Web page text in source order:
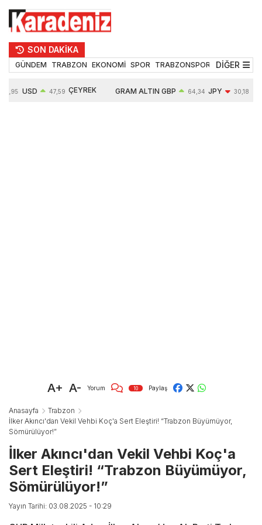
SON DAKİKA
GÜNDEM TRABZON EKONOMİ SPOR TRABZONSPOR TEKNOLOJİ
DİĞER
USD 47,59 ÇEYREK GRAM ALTIN GBP 64,34 JPY 30,18
A+ A- Yorum 10 Paylaş
Anasayfa
Trabzon
İlker Akıncı'dan Vekil Vehbi Koç'a Sert Eleştiri! “Trabzon Büyümüyor,
Sömürülüyor!”
İlker Akıncı'dan Vekil Vehbi Koç'a
Sert Eleştiri! “Trabzon Büyümüyor,
Sömürülüyor!”
Yayın Tarihi: 03.08.2025 - 10:29